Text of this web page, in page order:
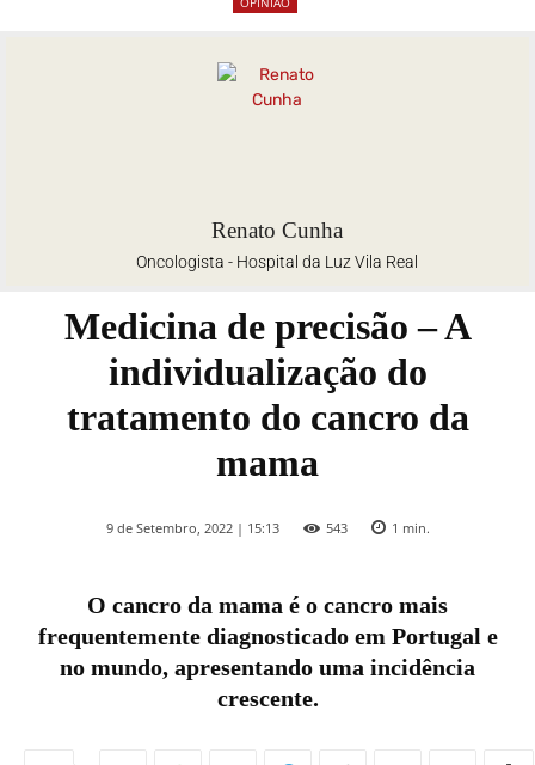
Renato Cunha
Oncologista - Hospital da Luz Vila Real
Medicina de precisão – A
individualização do
tratamento do cancro da
mama
9 de Setembro, 2022 | 15:13 543 1 min.
O cancro da mama é o cancro mais
frequentemente diagnosticado em Portugal e
no mundo, apresentando uma incidência
crescente.